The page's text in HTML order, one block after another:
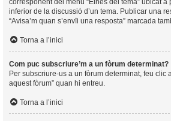
inferior de la discussió d’un tema. Publicar una
“Avisa’m quan s’envïi una resposta” marcada
Torna a l’inici
Com puc subscriure’m a un fòrum determinat?
Per subscriure-us a un fòrum determinat, feu clic
aquest fòrum” quan hi entreu.
Torna a l’inici